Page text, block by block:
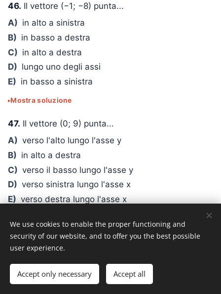
46. Il vettore (−1; −8) punta...
A) in alto a sinistra
B) in basso a destra
C) in alto a destra
D) lungo uno degli assi
E) in basso a sinistra
Mostra soluzione
47. Il vettore (0; 9) punta...
A) verso l'alto lungo l'asse y
B) in alto a destra
C) verso il basso lungo l'asse y
D) verso sinistra lungo l'asse x
E) verso destra lungo l'asse x
48. Il vettore (−4; 0) punta...
verso l'alto lungo l'asse y
C) verso destra lungo l'asse x
We use cookies to enable the proper functioning and
security of our website, and to offer you the best possible
user experience.
Accept only necessary Accept all